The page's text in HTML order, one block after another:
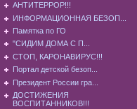
АНТИТЕРРОР!!!
ИНФОРМАЦИОННАЯ БЕЗОП...
Памятка по ГО
"СИДИМ ДОМА С П...
СТОП, КАРОНАВИРУС!!!
Портал детской безоп...
Президент России гра...
ДОСТИЖЕНИЯ
ВОСПИТАННИКОВ!!!